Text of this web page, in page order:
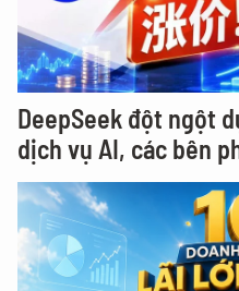
DeepSeek đột ngột
dịch vụ AI, các bên